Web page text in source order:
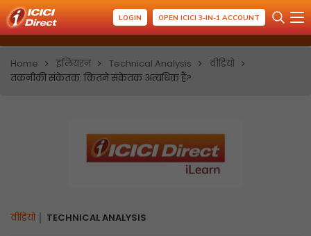
LOGIN OPEN ICICI 3-IN-1 ACCOUNT
Home इलियरन Technical Analysis
वीडियो
तकनीकी संकेतक: कितने संकेतक अत्यधिक हैं?
वीडियो TECHNICAL ANALYSIS